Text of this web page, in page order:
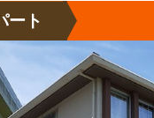
ート